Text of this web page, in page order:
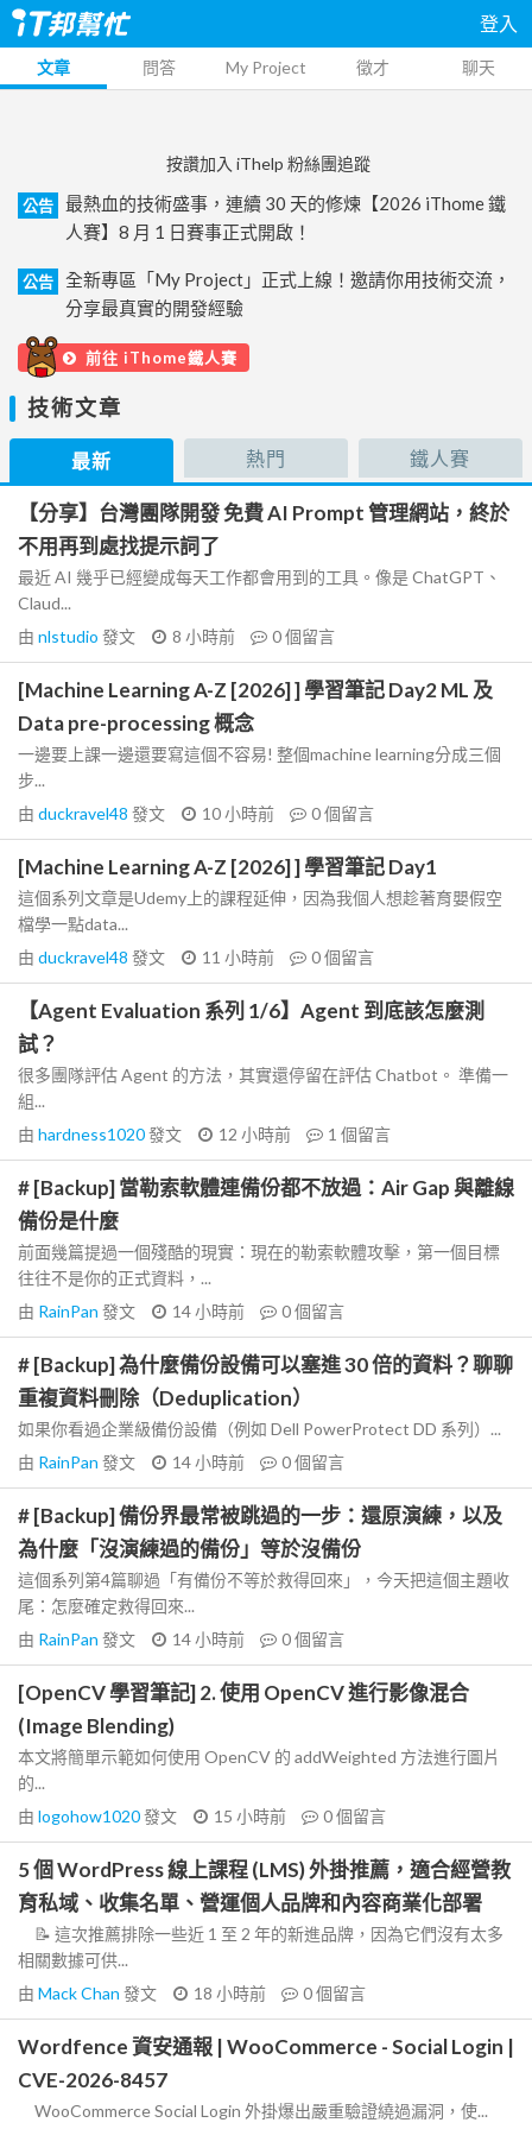
登入
文章 問答 My Project 徵才 聊天
按讚加入 iThelp 粉絲團追蹤
公告
最熱血的技術盛事，連續 30 天的修煉【2026 iThome 鐵
人賽】8 月 1 日賽事正式開啟！
公告
全新專區「My Project」正式上線！邀請你用技術交流，
分享最真實的開發經驗
前往 iThome鐵人賽
技術文章
最新 熱門 鐵人賽
【分享】台灣團隊開發 免費 AI Prompt 管理網站，終於
不用再到處找提示詞了
最近 AI 幾乎已經變成每天工作都會用到的工具。像是 ChatGPT、
Claud...
由 nlstudio 發文 8 小時前 0個留言
[Machine Learning A-Z [2026] ] 學習筆記 Day2 ML 及
Data pre-processing 概念
一邊要上課一邊還要寫這個不容易! 整個machine learning分成三個
步...
由 duckravel48 發文 10 小時前 0個留言
[Machine Learning A-Z [2026] ] 學習筆記 Day1
這個系列文章是Udemy上的課程延伸，因為我個人想趁著育嬰假空
檔學一點data...
由 duckravel48 發文 11 小時前 0個留言
【Agent Evaluation 系列 1/6】Agent 到底該怎麼測
試？
很多團隊評估 Agent 的方法，其實還停留在評估 Chatbot。 準備一
組...
由 hardness1020發文 12 小時前 1 個留言
# [Backup] 當勒索軟體連備份都不放過：Air Gap 與離線
備份是什麼
前面幾篇提過一個殘酷的現實：現在的勒索軟體攻擊，第一個目標
往往不是你的正式資料，...
由 RainPan 發文 14 小時前 0個留言
# [Backup] 為什麼備份設備可以塞進 30 倍的資料？聊聊
重複資料刪除（Deduplication）
如果你看過企業級備份設備（例如 Dell PowerProtect DD 系列）...
由 RainPan 發文 14 小時前 0個留言
# [Backup] 備份界最常被跳過的一步：還原演練，以及
為什麼「沒演練過的備份」等於沒備份
這個系列第4篇聊過「有備份不等於救得回來」，今天把這個主題收
尾：怎麼確定救得回來...
由 RainPan 發文 14 小時前 0個留言
[OpenCV 學習筆記] 2. 使用 OpenCV 進行影像混合
(Image Blending)
本文將簡單示範如何使用 OpenCV 的 addWeighted 方法進行圖片
的...
由 logohow1020發文 15 小時前 0個留言
5 個 WordPress 線上課程 (LMS) 外掛推薦，適合經營教
育私域、收集名單、營運個人品牌和內容商業化部署
📝 這次推薦排除一些近 1 至 2 年的新進品牌，因為它們沒有太多
相關數據可供...
由 Mack Chan 發文 18 小時前 0個留言
Wordfence 資安通報 | WooCommerce - Social Login |
CVE-2026-8457
WooCommerce Social Login 外掛爆出嚴重驗證繞過漏洞，使...